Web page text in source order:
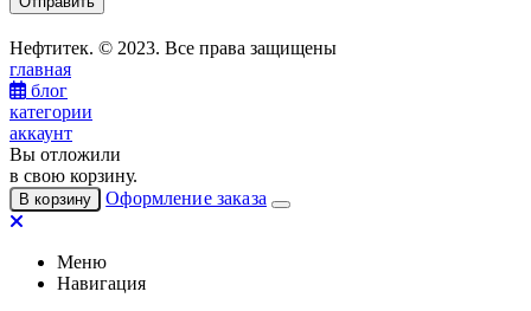
Нефтитек. © 2023. Все права защищены
главная
блог
категории
аккаунт
Вы отложили
в свою корзину.
В корзину Оформление заказа
Меню
Навигация